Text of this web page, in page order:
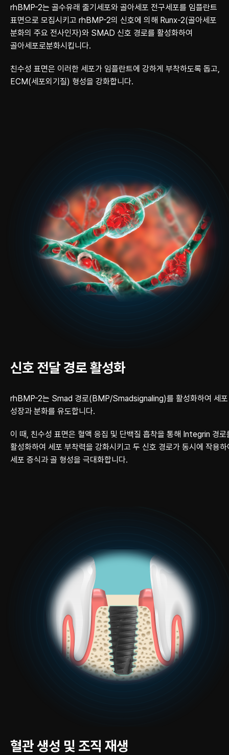
rhBMP-2는 골수유래 줄기세포와 골아세포 전구세포를 임플란트
표면으로 모집시키고 rhBMP-2의 신호에 의해 Runx-2(골아세포
분화의 주요 전사인자)와 SMAD 신호 경로를 활성화하여
골아세포로분화시킵니다.
친수성 표면은 이러한 세포가 임플란트에 강하게 부착하도록 돕고,
ECM(세포외기질) 형성을 강화합니다.
신호 전달 경로 활성화
rhBMP-2는 Smad 경로(BMP/Smadsignaling)를 활성화하여 세포
성장과 분화를 유도합니다.
이 때, 친수성 표면은 혈액 응집 및 단백질 흡착을 통해 Integrin 경로
활성화하여 세포 부착력을 강화시키고 두 신호 경로가 동시에 작용하
세포 증식과 골 형성을 극대화합니다.
혈관 생성 및 조직 재생